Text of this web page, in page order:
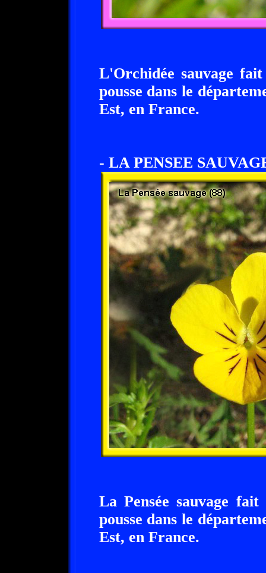
L'Orchidée sauvage
pousse dans le
Est, en France.
- LA PENSEE
La Pensée sauvage
pousse dans le
Est, en France.